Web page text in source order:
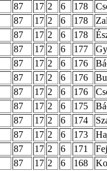
87 17 2 6 178
87 17 2 6 178
87 17 2 6 178
87 17 2 6 177
87 17 2 6 176
87 17 2 6 176
87 17 2 6 176
87 17 2 6 175
87 17 2 6 174
87 17 2 6 173
87 17 2 6 171
87 17 2 6 168